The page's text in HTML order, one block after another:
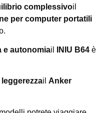
complessivoil
per computer portatili
e autonomiail INIU B64 è
il Anker